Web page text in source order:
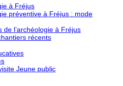
à Fréjus
préventive à Fréjus : mode
de l’archéologie à Fréjus
récents
Jeune public